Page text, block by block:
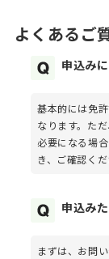
よくあるご
申込み
基本的には免
なります。た
必要になる場
き、ご確認くだ
申込み
まずは、お問